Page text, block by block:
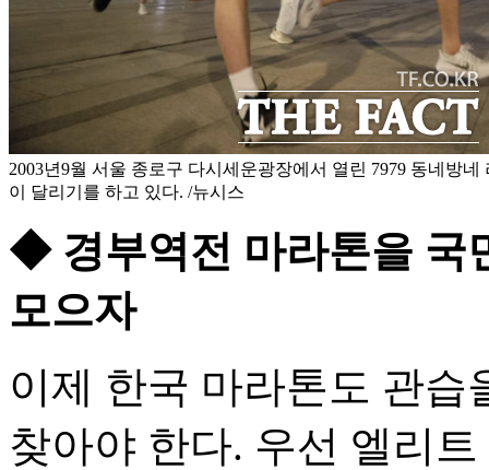
2003년9월 서울 종로구 다시세운광장에서 열린 7979 동네방
이 달리기를 하고 있다. /뉴시스
◆ 경부역전 마라톤을 국
모으자
이제 한국 마라톤도 관습
찾아야 한다. 우선 엘리